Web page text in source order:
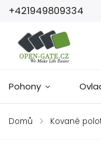
+421949809334
Pohony
Domů / Kované